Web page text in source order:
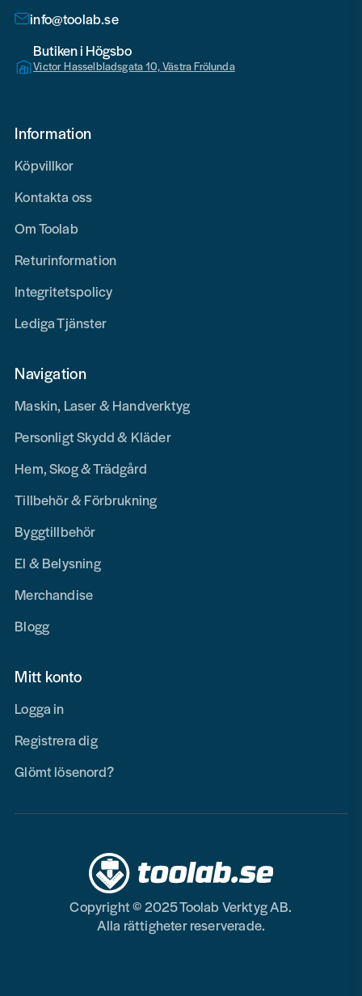
info@toolab.se
Butiken i Högsbo
Victor Hasselbladsgata 10, Västra Frölunda
Information
Köpvillkor
Kontakta oss
Om Toolab
Returinformation
Integritetspolicy
Lediga Tjänster
Navigation
Maskin, Laser & Handverktyg
Personligt Skydd & Kläder
Hem, Skog & Trädgård
Tillbehör & Förbrukning
Byggtillbehör
El & Belysning
Merchandise
Blogg
Mitt konto
Logga in
Registrera dig
Glömt lösenord?
Copyright © 2025 Toolab Verktyg AB.
Alla rättigheter reserverade.